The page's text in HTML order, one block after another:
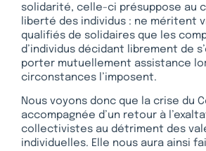
solidarité, celle-ci présuppose au
liberté des individus : ne méritent
qualifiés de solidaires que les
d’individus décidant librement de
porter mutuellement assistance
circonstances l’imposent.
Nous voyons donc que la crise du
accompagnée d’un retour à
collectivistes au détriment des
individuelles. Elle nous aura ainsi